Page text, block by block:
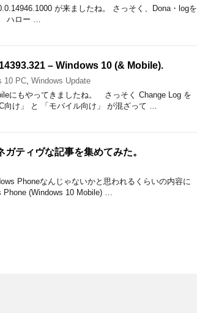
が来ましたね。 さっそく、Dona・logを
ハロー …
– Windows 10 (& Mobile).
10 PC, Windows Update
にもやってきましたね。 さっそく Change Log を
向け」 と 「モバイル向け」 が混ざって …
ティヴな記事を集めてみた。
Phoneなんじゃないかと思われるくらいの内容に
(Windows 10 Mobile) …